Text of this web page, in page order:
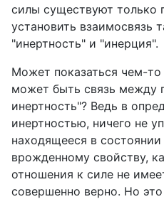
силы существуют только
установить взаимосвязь
"инертность" и "инерция".
Может показаться чем-
может быть связь между
инертность"? Ведь в
инертностью, ничего не
находящееся в
врожденному свойству,
отношения к силе не
совершенно верно. Но